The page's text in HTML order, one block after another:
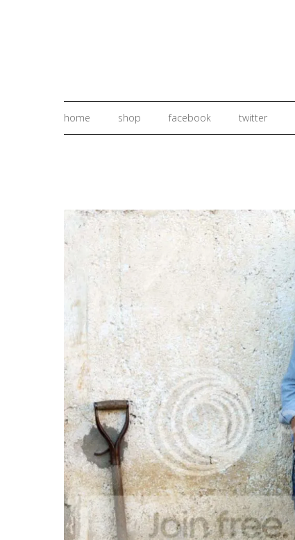
home
shop facebook twitter